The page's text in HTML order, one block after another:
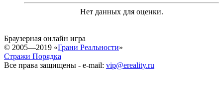
Нет данных для оценки.
Браузерная онлайн игра
© 2005—2019 «Грани Реальности»
Стражи Порядка
Все права защищены - e-mail: vip@ereality.ru